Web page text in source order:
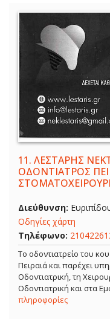
11. ΛΕΣΤΑΡΗΣ
ΟΔΟΝΤΙΑΤΡΟΣ
Διεύθυνση:
Οδηγίες χάρτη
Τηλέφωνο:
Το οδοντιατρείο του
Πειραιά και παρέχει
Οδοντιατρική, τη
Οδοντιατρική και στα
πληροφορίες